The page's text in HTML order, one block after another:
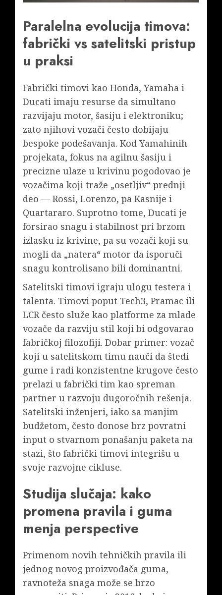
Paralelna evolucija timova:
fabrički vs satelitski pristup
u praksi
Fabrički timovi kao Honda, Yamaha i
Ducati imaju resurse da simultano
razvijaju motor, šasiju i elektroniku;
zato njihovi vozači često dobijaju
bespoke podešavanja. Kod Yamahinih
projekata, fokus na agilnu šasiju i
precizne ulaze u krivinu pogodovao je
vozačima koji traže „osetljiv“ prednji
deo — Rossi, Lorenzo, pa Kasnije i
Quartararo. Suprotno tome, Ducati je
forsirao snagu i stabilnost pri brzom
izlasku iz krivine, pa su vozači koji su
mogli da „natera“ motor da isporuči
snagu kontrolisano bili dominantni.
Satelitski timovi igraju ulogu testera i
talenta. Timovi poput Tech3, Pramac ili
LCR često služe kao platforme za mlade
vozače da razviju stil koji bi odgovarao
fabričkoj filozofiji. Dobar primer: vozač
koji u satelitskom timu nauči da štedi
gume i radi konzistentne krugove često
prelazi u fabrički tim kao spreman
partner u razvoju dugoročnih rešenja.
Satelitski inženjeri, iako sa manjim
budžetom, često donose brz povratni
input o stvarnom ponašanju paketa na
stazi, što fabrički timovi integrišu u
svoje razvojne cikluse.
Studija slučaja: kako
promena pravila i guma
menja perspective
Primenom novih tehničkih pravila ili
jednog novog proizvođača guma,
ravnoteža snaga može se brzo